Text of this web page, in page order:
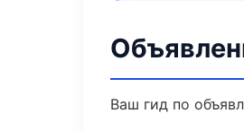
Ваш гид по